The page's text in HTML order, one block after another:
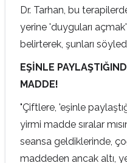
Dr. Tarhan, bu
yerine 'duyguları
belirterek, şunları
EŞİNLE
MADDE!
"Çiftlere, 'eşinle
yirmi madde sıralar
seansa geldiklerinde,
maddeden ancak altı,